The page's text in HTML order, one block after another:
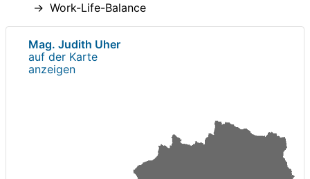
Work-Life-Balance
Mag. Judith Uher
auf der Karte
anzeigen